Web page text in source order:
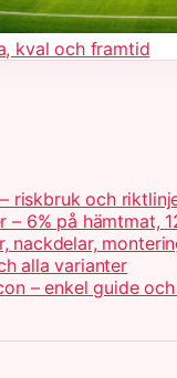
kval och framtid
riskbruk och
6% på hämtmat,
nackdelar,
alla varianter
– enkel guide